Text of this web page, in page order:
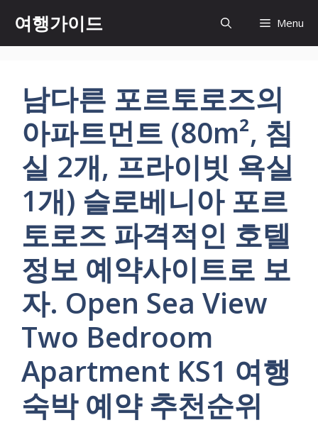
츠
여행가이드 Menu
남다른 포르토로즈의
아파트먼트 (80m², 침
실 2개, 프라이빗 욕실
1개) 슬로베니아 포르
토로즈 파격적인 호텔
정보 예약사이트로 보
자. Open Sea View
Two Bedroom
Apartment KS1 여행
숙박 예약 추천순위